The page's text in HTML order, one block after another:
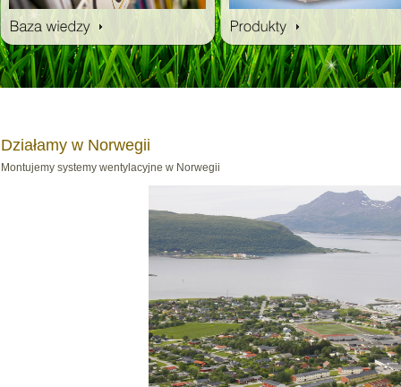
Działamy w Norwegii
Montujemy systemy wentylacyjne w Norwegii